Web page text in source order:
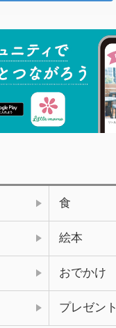
食
絵本
おでかけ
プレゼント